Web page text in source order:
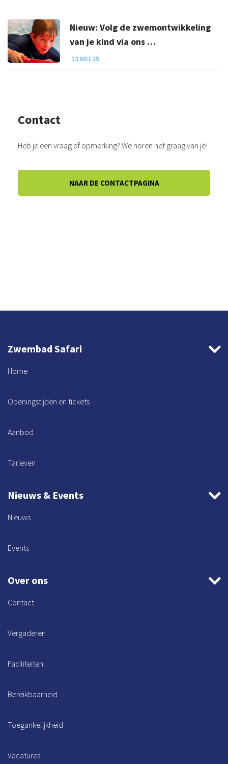
13 MEI 25
Nieuw: Volg de zwemontwikkeling
van je kind via ons …
Contact
Heb je een vraag of opmerking? We horen het graag van je!
NAAR DE CONTACTPAGINA
Zwembad Safari
Home
Openingstijden en tickets
Aanbod
Tarieven
Nieuws & Events
Nieuws
Events
Over ons
Contact
Vergaderen
Faciliteiten
Bereikbaarheid
Toegankelijkheid
Vacatures